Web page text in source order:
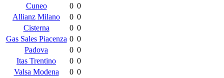
Cuneo
0 0
Allianz Milano
0 0
Cisterna
0 0
Gas Sales Piacenza 0 0
Padova
0 0
Itas Trentino
0 0
Valsa Modena
0 0